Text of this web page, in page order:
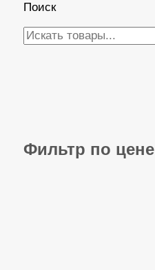
Поиск
Фильтр по цене